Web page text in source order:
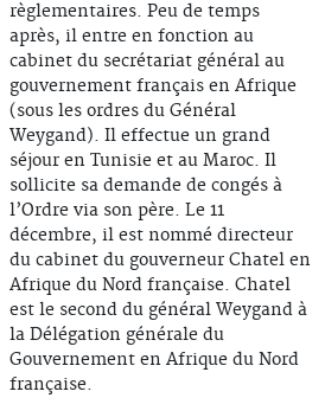
règlementaires. Peu de temps
après, il entre en fonction au
cabinet du secrétariat général au
gouvernement français en Afrique
(sous les ordres du Général
Weygand). Il effectue un grand
séjour en Tunisie et au Maroc. Il
sollicite sa demande de congés à
l’Ordre via son père. Le 11
décembre, il est nommé directeur
du cabinet du gouverneur Chatel en
Afrique du Nord française. Chatel
est le second du général Weygand à
la Délégation générale du
Gouvernement en Afrique du Nord
française.